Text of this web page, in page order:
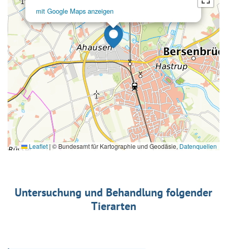
mit Google Maps anzeigen
Leaflet | © Bundesamt für Kartographie und Geodäsie, Datenquellen
Untersuchung und Behandlung folgender
Tierarten